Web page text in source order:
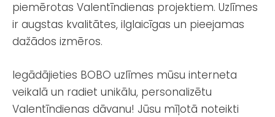
piemērotas Valentīndienas projektiem. Uzlīmes
ir augstas kvalitātes, ilglaicīgas un pieejamas
dažādos izmēros.
Iegādājieties BOBO uzlīmes mūsu interneta
veikalā un radiet unikālu, personalizētu
Valentīndienas dāvanu! Jūsu mīļotā noteikti